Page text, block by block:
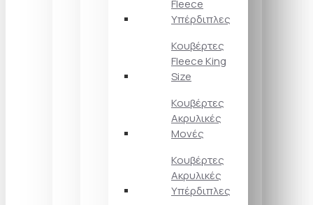
Fleece
Υπέρδιπλες
Κουβέρτες
Fleece King
Size
Κουβέρτες
Ακρυλικές
Μονές
Κουβέρτες
Ακρυλικές
Υπέρδιπλες